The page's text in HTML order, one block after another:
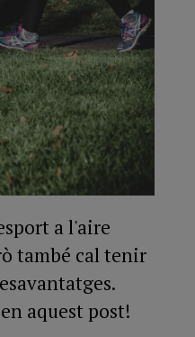
a l'aire
també cal tenir
aquest post!